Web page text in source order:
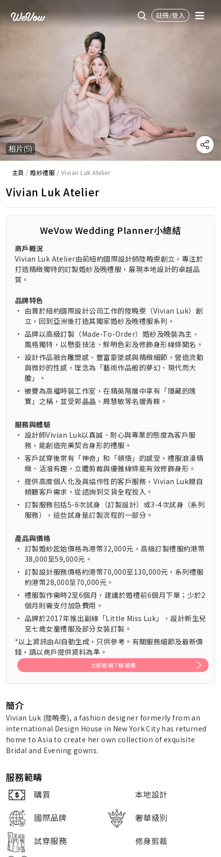
註冊/登入
相片(5)
主頁 /婚紗禮服 / Vivian Luk Atelier
Vivian Luk Atelier
WeVow Wedding Planner小總結
商戶概況
Vivian Luk Atelier由前紐約國際設計師陸曉雯創立，專注於
打造精緻獨特的訂製婚紗及晚禮服，展現本地設計的卓越品
質。
品牌特色
• 由曾於紐約國際設計公司工作的陸曉雯（Vivian Luk）創
立，回到亞洲後打造其獨家婚紗及晚禮服系列。
• 品牌以高級訂製（Made-To-Order）婚紗及晚裝為主，
風格獨特，以懸垂技法、鮮明色彩及修飾身形線條聞名。
• 設計作品融合雕塑感、豐富垂墜感與精緻細節，營造流動
與微妙的性感，理念為「藝術作品般的夢幻、現代而大
膽」。
• 被譽為高檔時裝工作室，在精英階層中享有「隱藏的瑰
寶」之稱，並受郭晶晶、周慧敏等名媛青睞。
服務與體驗
• 設計師Vivian Luk以真誠、耐心與專業的態度為客戶服
務，能創造完美契合身形的禮服。
• 客戶試穿後常有「神奇」和「頓悟」的感受，禮服浪漫精
緻、活潑有趣，立體剪裁與優雅線條能有效修飾身形。
• 提供高度個人化及具協作性的客戶服務，Vivian Luk親自
傾聽客戶需求，從諮詢到交貨全程投入。
• 訂製服務包括5-6次試身（訂製設計）或3-4次試身（系列
服務），這些試身是訂製流程的一部分。
產品與價格
• 訂製婚紗起始價格為港幣32,000元，高級訂製禮服約港幣
38,000至59,000元。
• 訂製設計服務價格約港幣70,000至130,000元，系列禮服
約港幣28,000至70,000元。
• 禮服製作需時2至6個月，建議於婚禮前6個月下單；少於2
個月則需支付加急費用。
• 品牌於2017年推出副線「Little Miss Luk」，設計新生兒
至七歲女童禮服及部分女裝訂製。
*以上資訊由AI自動生成，只供參考。有關服務細節及最新價
錢，請以商戶提供資料為準。
立即查詢了解報價
簡介
Vivian Luk (陸曉雯), a fashion designer formerly from an
international Design House in New York City has returned
home to Asia to create her own collection of exquisite
Bridal and Evening gowns.
服務範疇
購買
本地設計
國際品牌
奢華級別
試穿服務
修身剪裁